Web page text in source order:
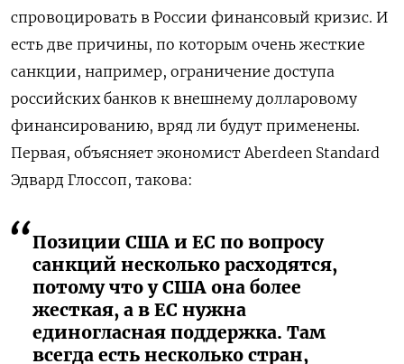
спровоцировать в России финансовый кризис. И
есть две причины, по которым очень жесткие
санкции, например, ограничение доступа
российских банков к внешнему долларовому
финансированию, вряд ли будут применены.
Первая, объясняет экономист Aberdeen Standard
Эдвард Глоссоп, такова:
Позиции США и ЕС по вопросу
санкций несколько расходятся,
потому что у США она более
жесткая, а в ЕС нужна
единогласная поддержка. Там
всегда есть несколько стран,